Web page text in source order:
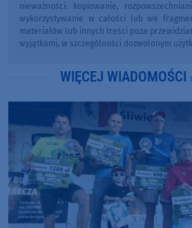
nieważności: kopiowanie,
wykorzystywanie w całości lub we
materiałów lub innych treści poza
wyjątkami, w szczególności dozwolonym
WIĘCEJ WIADOMOŚCI